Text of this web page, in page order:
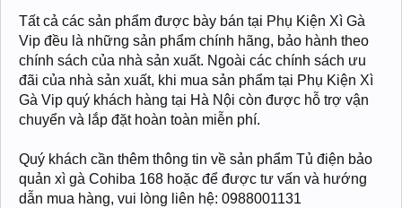
Tất cả các sản phẩm được bày bán tại Phụ Kiện Xì Gà
Vip đều là những sản phẩm chính hãng, bảo hành theo
chính sách của nhà sản xuất. Ngoài các chính sách ưu
đãi của nhà sản xuất, khi mua sản phẩm tại Phụ Kiện Xì
Gà Vip quý khách hàng tại Hà Nội còn được hỗ trợ vận
chuyển và lắp đặt hoàn toàn miễn phí.
Quý khách cần thêm thông tin về sản phẩm Tủ điện bảo
quản xì gà Cohiba 168 hoặc để được tư vấn và hướng
dẫn mua hàng, vui lòng liên hệ: 0988001131